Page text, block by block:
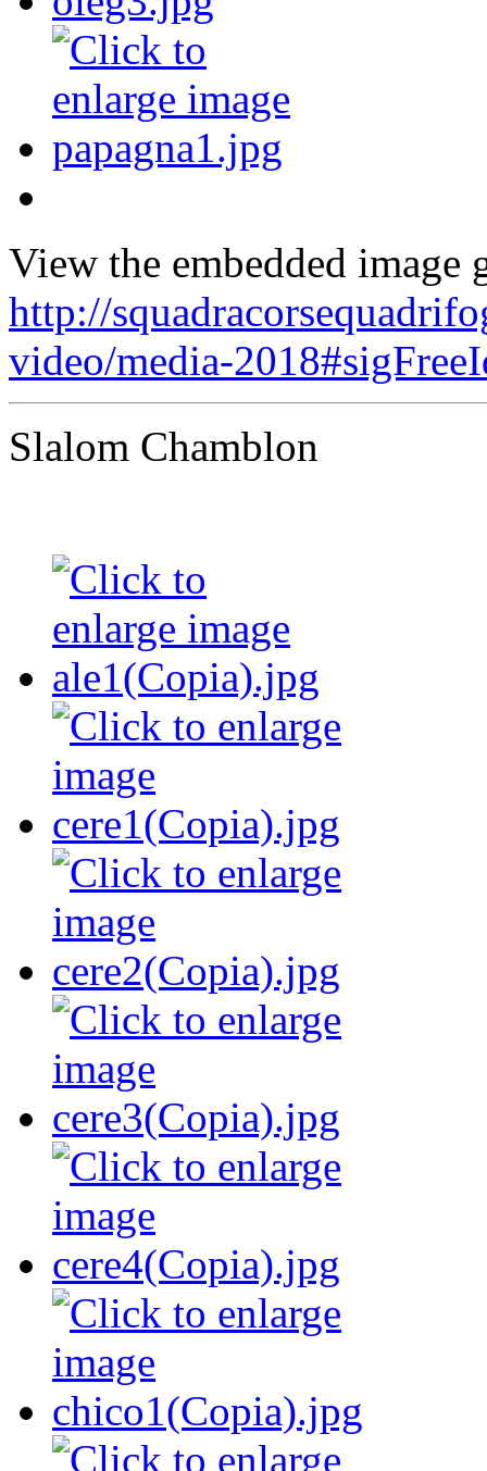
View the embedded image
http://
video/media-
Slalom Chamblon